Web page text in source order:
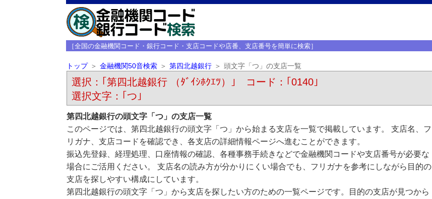
［全国の金融機関コード・銀行コード・支店コードや店番、支店番号を簡単に検索］
トップ 金融機関50音検索 第四北越銀行 頭文字「つ」の支店一覧
選択：｢第四北越銀行 （ﾀﾞｲｼﾎｸｴﾂ）｣ コード：｢0140｣
選択文字：｢つ｣
第四北越銀行の頭文字「つ」の支店一覧
このページでは、第四北越銀行の頭文字「つ」から始まる支店を一覧で掲載しています。 支店名、フ
リガナ、支店コードを確認でき、各支店の詳細情報ページへ進むことができます。
振込先登録、経理処理、口座情報の確認、各種事務手続きなどで金融機関コードや支店番号が必要な
場合にご活用ください。 支店名の読み方が分かりにくい場合でも、フリガナを参考にしながら目的の
支店を探しやすい構成にしています。
第四北越銀行の頭文字「つ」から支店を探したい方のための一覧ページです。目的の支店が見つから